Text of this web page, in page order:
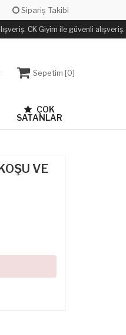
Sipariş Takibi
CK Giyim ile güvenli alışveriş.
Sepetim [0]
ÇOK
SATANLAR
VE